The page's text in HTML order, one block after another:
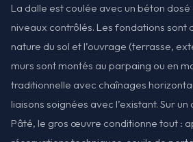
La dalle est coulée avec un béton
niveaux contrôlés. Les fondations sont
nature du sol et l’ouvrage (terrasse,
murs sont montés au parpaing ou en
traditionnelle avec chaînages
liaisons soignées avec l’existant. Sur
Pâté, le gros œuvre conditionne tout :